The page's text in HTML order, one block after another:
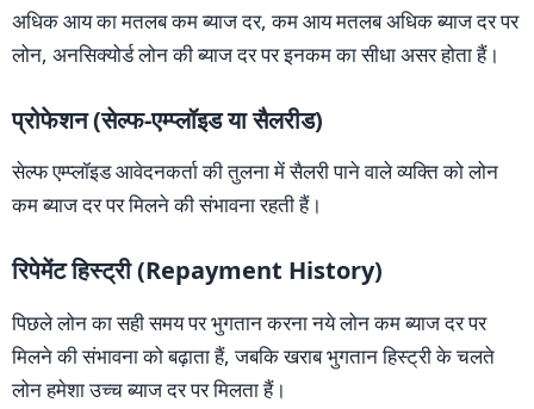
अधिक आय का मतलब कम ब्याज दर, कम आय मतलब अधिक ब्याज दर पर
लोन, अनसिक्योर्ड लोन की ब्याज दर पर इनकम का सीधा असर होता हैं।
प्रोफेशन (सेल्फ-एम्प्लॉइड या सैलरीड)
सेल्फ एम्प्लॉइड आवेदनकर्ता की तुलना में सैलरी पाने वाले व्यक्ति को लोन
कम ब्याज दर पर मिलने की संभावना रहती हैं।
रिपेमेंट हिस्ट्री (Repayment History)
पिछले लोन का सही समय पर भुगतान करना नये लोन कम ब्याज दर पर
मिलने की संभावना को बढ़ाता हैं, जबकि खराब भुगतान हिस्ट्री के चलते
लोन हमेशा उच्च ब्याज दर पर मिलता हैं।